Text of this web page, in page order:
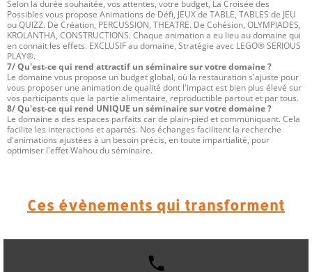
Selon la durée souhaitée, vos attentes, votre budget, La Croisée des
Possibles vous propose Animations de Défi, JEUX de TABLE, TABLES de JEU
ou QUIZZ. De Création, PERCUSSION, THEATRE. De Cohésion, OLYMPIADES,
KROLANTHA, CONSTRUCTIONS. Chaque animation a eu lieu au domaine qui
en connait les effets. EXCLUSIF au domaine, Stratégie avec LEGO® SERIOUS
PLAY®.
7/ Qu'est-ce qui rend attractif un séminaire sur votre domaine ?
Le domaine vous propose un budget global, où la restauration s'ajuste pour
vous proposer une animation de qualité dont l'impact est bien plus élevé sur
vos participants que la partie alimentaire, reproductible partout et par tous.
8/ Qu'est-ce qui rend UNIQUE un séminaire sur votre domaine ?
Le domaine a des espaces parfaits car de plain-pied et communiquant. Cela
facilite les interactions et apartés. Nos échanges facilitent la recherche
d'animations ajustées à un besoin précis, en toute impartialité, pour
optimiser l'effet Wahou du séminaire.
Ces évènements qui transforment
local_phone